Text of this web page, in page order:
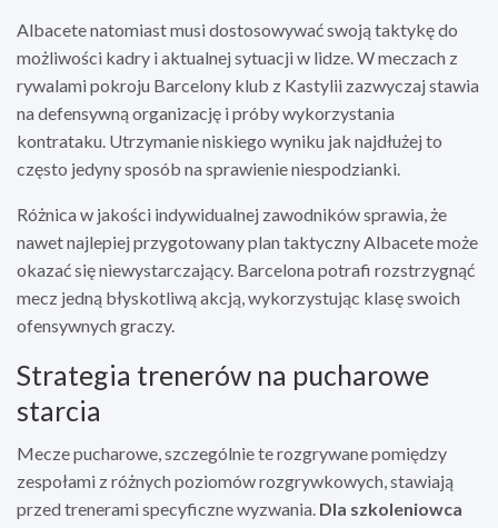
Albacete natomiast musi dostosowywać swoją taktykę do
możliwości kadry i aktualnej sytuacji w lidze. W meczach z
rywalami pokroju Barcelony klub z Kastylii zazwyczaj stawia
na defensywną organizację i próby wykorzystania
kontrataku. Utrzymanie niskiego wyniku jak najdłużej to
często jedyny sposób na sprawienie niespodzianki.
Różnica w jakości indywidualnej zawodników sprawia, że
nawet najlepiej przygotowany plan taktyczny Albacete może
okazać się niewystarczający. Barcelona potrafi rozstrzygnąć
mecz jedną błyskotliwą akcją, wykorzystując klasę swoich
ofensywnych graczy.
Strategia trenerów na pucharowe
starcia
Mecze pucharowe, szczególnie te rozgrywane pomiędzy
zespołami z różnych poziomów rozgrywkowych, stawiają
przed trenerami specyficzne wyzwania. Dla szkoleniowca